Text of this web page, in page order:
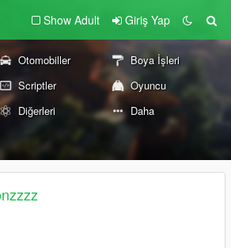
Show Adult Giriş Yap
Otomobiller
Boya İşleri
Scriptler
Oyuncu
Diğerleri Daha